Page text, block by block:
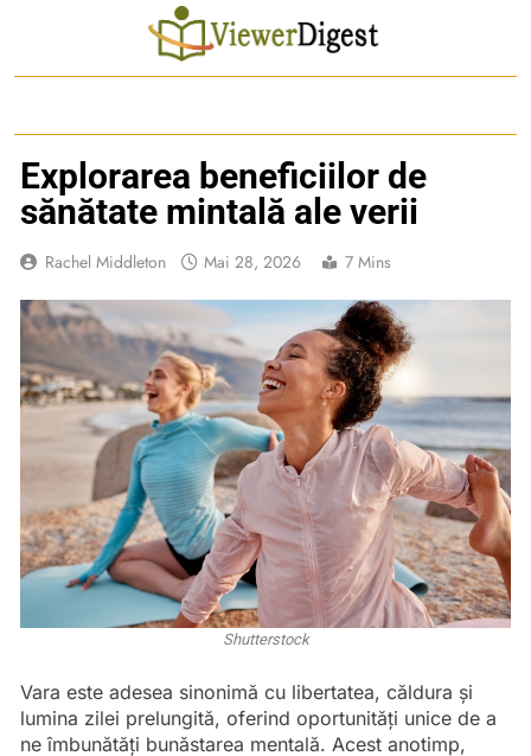
Explorarea beneficiilor de
sănătate mintală ale verii
Rachel Middleton Mai 28, 2026 7 Mins
Shutterstock
Vara este adesea sinonimă cu libertatea, căldura și
lumina zilei prelungită, oferind oportunități unice de a
ne îmbunătăți bunăstarea mentală. Acest anotimp,